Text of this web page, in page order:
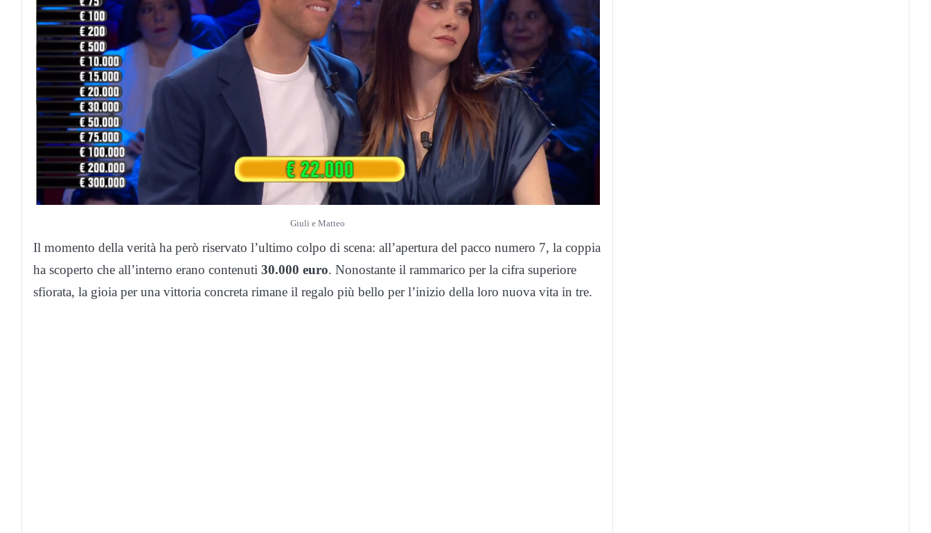
Giuli e Matteo
Il momento della verità ha però riservato l’ultimo colpo di scena: all’apertura del pacco numero 7, la coppia
ha scoperto che all’interno erano contenuti 30.000 euro. Nonostante il rammarico per la cifra superiore
sfiorata, la gioia per una vittoria concreta rimane il regalo più bello per l’inizio della loro nuova vita in tre.